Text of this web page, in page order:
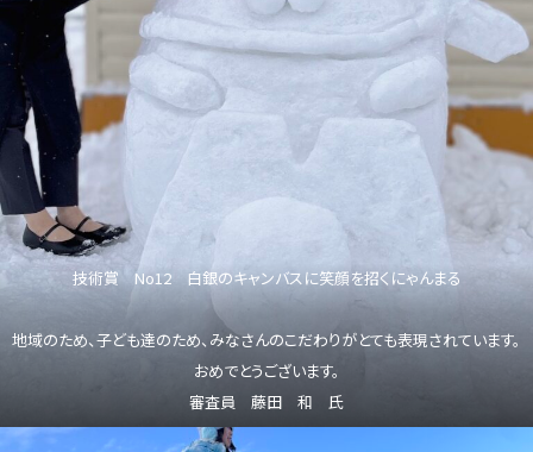
技術賞 No12 白銀のキャンバスに笑顔を招くにゃんまる
地域のため、子ども達のため、みなさんのこだわりがとても表現されています。
おめでとうございます。
審査員 藤田 和 氏